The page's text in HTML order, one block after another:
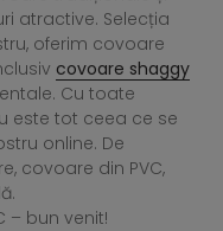
atractive. Selecția
oferim covoare
covoare shaggy
Cu toate
este tot ceea ce se
online. De
covoare din PVC,
– bun venit!